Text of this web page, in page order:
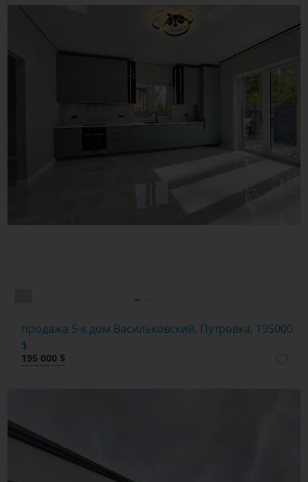
продажа 5-к дом Васильковский, Путровка, 195000
$
195 000 $